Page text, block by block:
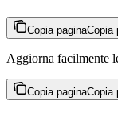
Copia paginaCopia
Aggiorna facilmente
Copia paginaCopia